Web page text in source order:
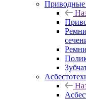
Приводные